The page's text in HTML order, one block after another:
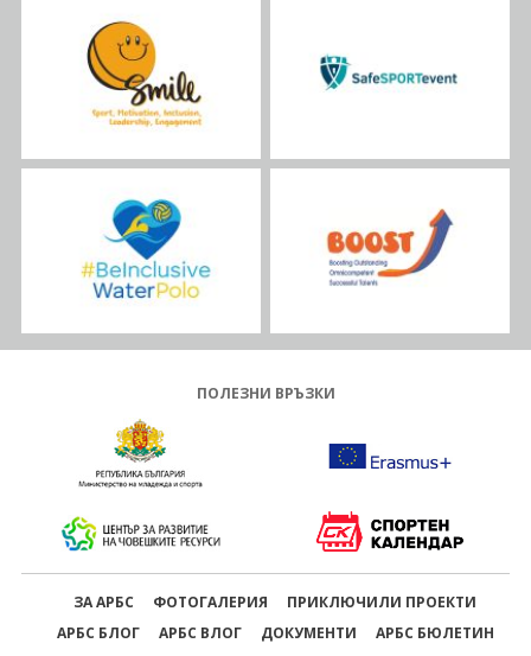
ПОЛЕЗНИ ВРЪЗКИ
ЗА АРБС ФОТОГАЛЕРИЯ
ПРИКЛЮЧИЛИ ПРОЕКТИ
АРБС БЛОГ
АРБС ВЛОГ ДОКУМЕНТИ
АРБС БЮЛЕТИН